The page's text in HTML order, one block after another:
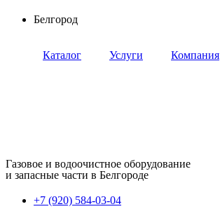
Перейти
содержимому
Белгород
Каталог Услуги Компания
Газовое и водоочистное оборудование
и запасные части в Белгороде
+7 (920) 584-03-04